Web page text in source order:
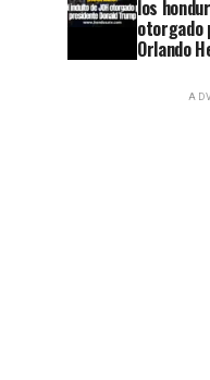
los
otorgado
Orlando